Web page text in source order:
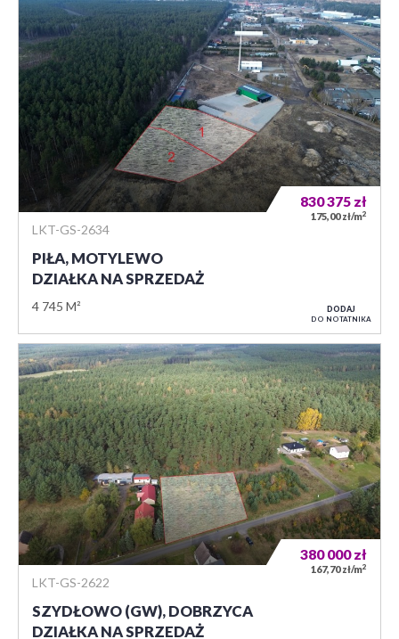
LKT-GS-2634
PIŁA, MOTYLEWO
DZIAŁKA NA SPRZEDAŻ
4 745 M²
830 375 zł
175,00 zł/m2
DODAJ
DO NOTATNIKA
LKT-GS-2622
SZYDŁOWO (GW), DOBRZYCA
DZIAŁKA NA SPRZEDAŻ
380 000zł
167,70 zł/m2